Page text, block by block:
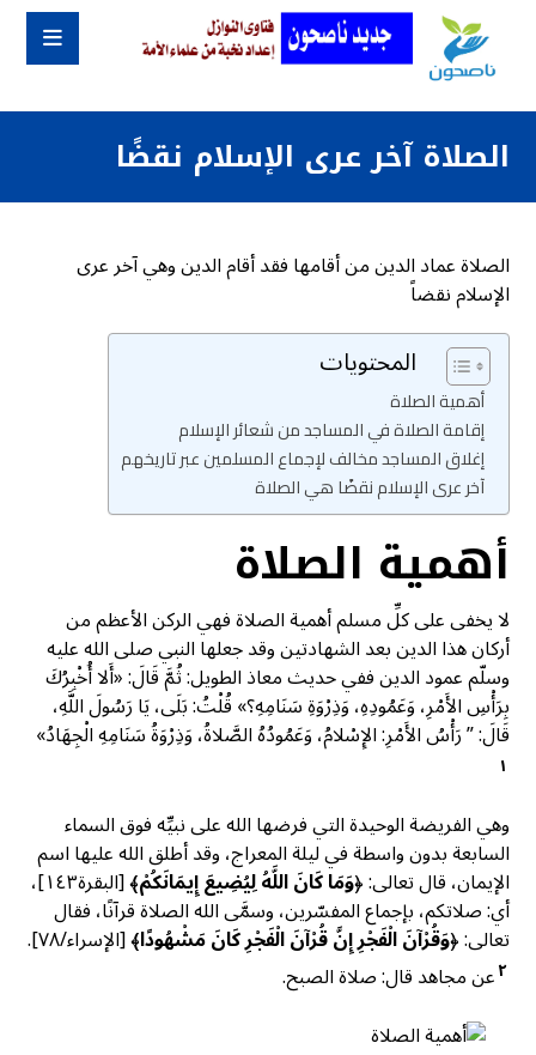
الصلاة آخر عرى الإسلام نقضًا
الصلاة عماد الدين من أقامها فقد أقام الدين وهي آخر عرى
الإسلام نقضاً
المحتويات
أهمية الصلاة
إقامة الصلاة في المساجد من شعائر الإسلام
إغلاق المساجد مخالف لإجماع المسلمين عبر تاريخهم
آخر عرى الإسلام نقضًا هي الصلاة
أهمية الصلاة
لا يخفى على كلِّ مسلم أهمية الصلاة فهي الركن الأعظم من
أركان هذا الدين بعد الشهادتين وقد جعلها النبي صلى الله عليه
وسلّم عمود الدين ففي حديث معاذ الطويل: ثُمَّ قَالَ: «أَلا أُخْبِرُكَ
بِرَأْسِ الأَمْرِ، وَعَمُودِهِ، وَذِرْوَةِ سَنَامِهِ؟» قُلْتُ: بَلَى، يَا رَسُولَ اللَّهِ،
قَالَ: ” رَأْسُ الأَمْرِ: الإِسْلامُ، وَعَمُودُهُ الصَّلاةُ، وَذِرْوَةُ سَنَامِهِ الْجِهَادُ»
١
وهي الفريضة الوحيدة التي فرضها الله على نبيِّه فوق السماء
السابعة بدون واسطة في ليلة المعراج، وقد أطلق الله عليها اسم
الإيمان، قال تعالى: ﴿وَمَا كَانَ اللَّهُ لِيُضِيعَ إِيمَانَكُمْ ﴾ [البقرة١٤٣]،
أي: صلاتكم، بإجماع المفسّرين، وسمَّى الله الصلاة قرآنًا، فقال
تعالى: ﴿وَقُرْآنَ الْفَجْرِ إِنَّ قُرْآنَ الْفَجْرِ كَانَ مَشْهُودًا﴾ [الإسراء/٧٨].
٢عن مجاهد قال: صلاة الصبح.